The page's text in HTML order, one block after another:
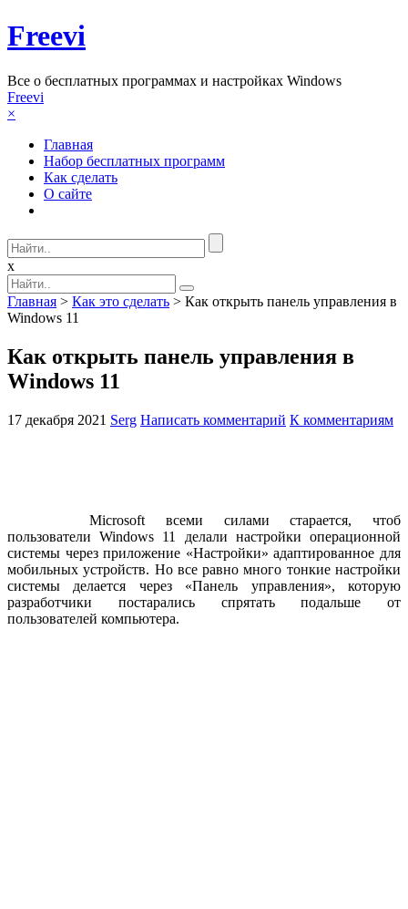
Freevi
Вcе о бесплатных программах и настройках Windows
Freevi
×
Главная
Набор бесплатных программ
Как сделать
О сайте
x
Главная > Как это сделать > Как открыть панель управления в
Windows 11
Как открыть панель управления в
Windows 11
17 декабря 2021 Serg Написать комментарий К комментариям
Microsoft всеми силами старается, чтоб
пользователи Windows 11 делали настройки операционной
системы через приложение «Настройки» адаптированное для
мобильных устройств. Но все равно много тонкие настройки
системы делается через «Панель управления», которую
разработчики постарались спрятать подальше от
пользователей компьютера.